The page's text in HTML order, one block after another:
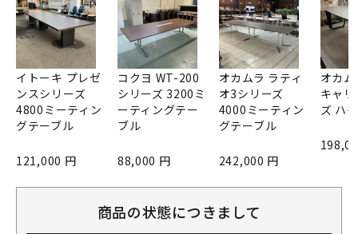
イトーキ プレゼ
ンスシリーズ
4800ミーティン
グテーブル
121,000 円
コクヨ WT-200
シリーズ 3200ミ
ーティングテー
ブル
88,000 円
オカムラ ラティ
オ3シリーズ
4000ミーティン
グテーブル
242,000 円
オカ
キャ
ズ ハ
商品の状態につきまして